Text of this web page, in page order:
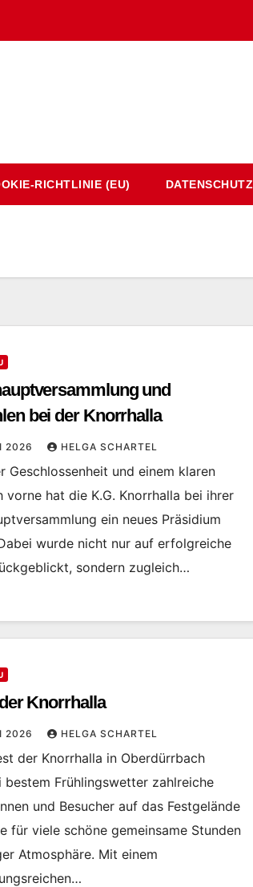
RICHTLINIE (EU) DATENSCHUTZ
und
bei der Knorrhalla
2026 HELGA SCHARTEL
Geschlossenheit und einem klaren
vorne hat die K.G. Knorrhalla bei ihrer
ein neues Präsidium
wurde nicht nur auf erfolgreiche
sondern zugleich…
Knorrhalla
2026 HELGA SCHARTEL
der Knorrhalla in Oberdürrbach
bestem Frühlingswetter zahlreiche
und Besucher auf das Festgelände
für viele schöne gemeinsame Stunden
Atmosphäre. Mit einem